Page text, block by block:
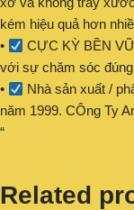
kém hiệu quả hơn
•
CỰC KỲ BỀN
với sự chăm sóc
•
Nhà sản xuất /
năm 1999. CÔng Ty
“
Related